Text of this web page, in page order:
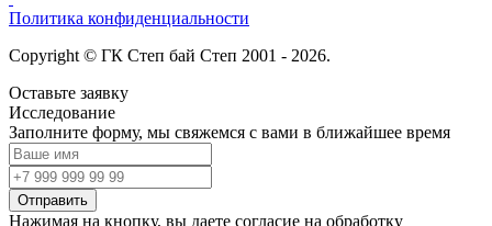
Политика конфиденциальности
Copyright © ГК Степ бай Степ 2001 - 2026.
Оставьте заявку
Исследование
Заполните форму, мы свяжемся с вами в ближайшее время
Отправить
Нажимая на кнопку, вы даете согласие на обработку